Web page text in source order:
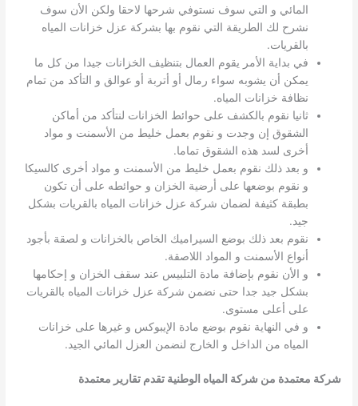
المائي و التي سوف نستوفي شرحها لاحقا ولكن الأن سوف
نشرح لك الطريقة التي نقوم بها بشركة عزل خزانات المياه
بالقريات.
في بداية الأمر يقوم العمال بتنظيف الخزانات جيدا من كل ما
يمكن أن يشوبه سواء رمال أو أتربة أو عوالق و التأكد من تمام
نظافة خزانات المياه.
ثانيا نقوم بالكشف على حوائط الخزانات لنتأكد من أماكن
الشقوق إن وجدت و نقوم بعمل خليط من الأسمنت و مواد
أخرى لسد هذه الشقوق تماما.
و بعد ذلك نقوم بعمل خليط من الأسمنت و مواد أخرى كالسيكا
و نقوم بوضعها على أرضية الخزان و حوائطه على أن تكون
بطبقة كثيفة لضمان شركة عزل خزانات المياه بالقريات بشكل
جيد.
نقوم بعد ذلك بوضع السيراميك الخاص بالخزانات و لصقة بأجود
أنواع الأسمنت و المواد اللاصقة.
و الأن نقوم بإضافة مادة التلبيس عند سقف الخزان و إحكامها
بشكل جيد جدا حتى نضمن شركة عزل خزانات المياه بالقريات
على أعلى مستوى.
و في النهاية نقوم بوضع مادة الإيبوكس و غيرها على خزانات
المياه من الداخل و الخارج لنضمن العزل المائي الجيد.
شركة معتمدة من شركة المياه الوطنية تقدم تقارير معتمدة